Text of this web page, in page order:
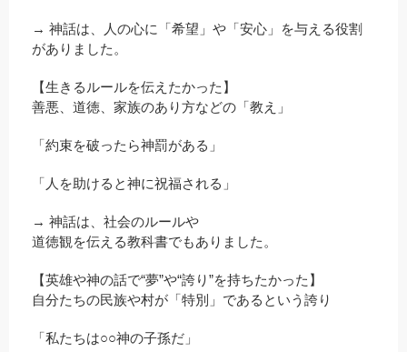
→ 神話は、人の心に「希望」や「安心」を与える役割
がありました。
【生きるルールを伝えたかった】
善悪、道徳、家族のあり方などの「教え」
「約束を破ったら神罰がある」
「人を助けると神に祝福される」
→ 神話は、社会のルールや
道徳観を伝える教科書でもありました。
【英雄や神の話で“夢”や“誇り”を持ちたかった】
自分たちの民族や村が「特別」であるという誇り
「私たちは○○神の子孫だ」